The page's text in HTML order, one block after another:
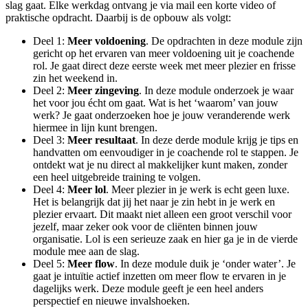
slag gaat. Elke werkdag ontvang je via mail een korte video of
praktische opdracht. Daarbij is de opbouw als volgt:
Deel 1: Meer voldoening. De opdrachten in deze module zijn
gericht op het ervaren van meer voldoening uit je coachende
rol. Je gaat direct deze eerste week met meer plezier en frisse
zin het weekend in.
Deel 2: Meer zingeving. In deze module onderzoek je waar
het voor jou écht om gaat. Wat is het ‘waarom’ van jouw
werk? Je gaat onderzoeken hoe je jouw veranderende werk
hiermee in lijn kunt brengen.
Deel 3: Meer resultaat. In deze derde module krijg je tips en
handvatten om eenvoudiger in je coachende rol te stappen. Je
ontdekt wat je nu direct al makkelijker kunt maken, zonder
een heel uitgebreide training te volgen.
Deel 4: Meer lol. Meer plezier in je werk is echt geen luxe.
Het is belangrijk dat jij het naar je zin hebt in je werk en
plezier ervaart. Dit maakt niet alleen een groot verschil voor
jezelf, maar zeker ook voor de cliënten binnen jouw
organisatie. Lol is een serieuze zaak en hier ga je in de vierde
module mee aan de slag.
Deel 5: Meer flow. In deze module duik je ‘onder water’. Je
gaat je intuïtie actief inzetten om meer flow te ervaren in je
dagelijks werk. Deze module geeft je een heel anders
perspectief en nieuwe invalshoeken.